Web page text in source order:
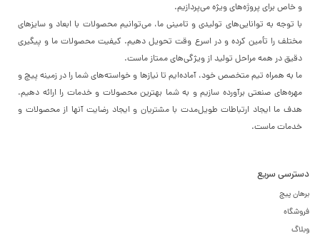
و خاص برای پروژه‌های ویژه می‌پردازیم.
با توجه به توانایی‌های تولیدی و تامینی ما، می‌توانیم محصولات با ابعاد و سایزهای
مختلف را تأمین کرده و در اسرع وقت تحویل دهیم. کیفیت محصولات ما و پیگیری
دقیق در همه مراحل تولید از ویژگی‌های ممتاز ماست.
ما به همراه تیم متخصص خود، آماده‌ایم تا نیازها و خواسته‌های شما را در زمینه پیچ و
مهره‌های صنعتی برآورده سازیم و به شما بهترین محصولات و خدمات را ارائه دهیم.
هدف ما ایجاد ارتباطات طویل‌مدت با مشتریان و ایجاد رضایت آنها از محصولات و
خدمات ماست.
دسترسی سریع
برهان پیچ
فروشگاه
وبلاگ